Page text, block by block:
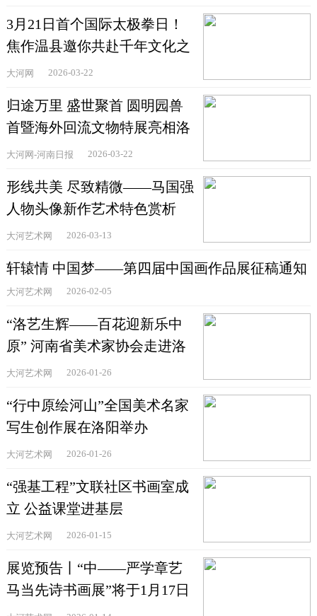
3月21日首个国际太极拳日！
焦作温县邀你共赴千年文化之
约
大河网 2026-03-22
归途万里 盛世聚首 圆明园兽
首暨海外回流文物特展亮相洛
阳
大河网-河南日报 2026-03-22
形线共美 尽致精微——马国强
人物头像新作艺术特色赏析
大河艺术网 2026-03-13
轩辕情 中国梦——第四届中国画作品展征稿通知
大河艺术网 2026-02-05
“洛艺生辉——百花迎新乐中
原” 河南省美术家协会走进洛
阳美术馆 2026迎
大河艺术网 2026-01-26
“行中原绘河山”全国美术名家
写生创作展在洛阳举办
大河艺术网 2026-01-26
“强基工程”文联社区书画室成
立 公益课堂进基层
大河艺术网 2026-01-15
展览预告丨“中——严学章艺
马当先诗书画展”将于1月17日
开幕